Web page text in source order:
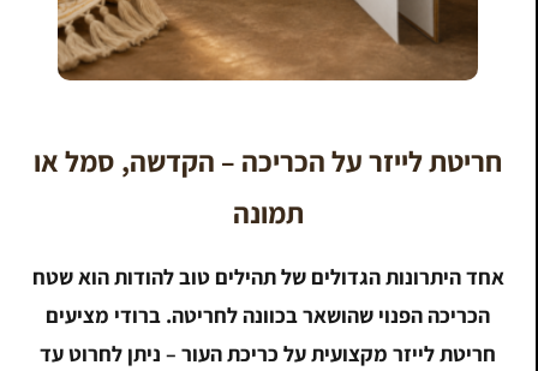
חריטת לייזר על הכריכה – הקדשה, סמל או
תמונה
אחד היתרונות הגדולים של תהילים טוב להודות הוא שטח
הכריכה הפנוי שהושאר בכוונה לחריטה. ברודי מציעים
חריטת לייזר מקצועית על כריכת העור – ניתן לחרוט עד